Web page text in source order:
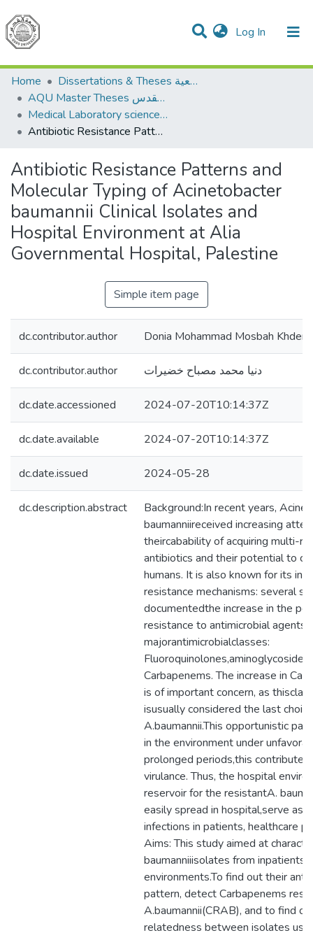
Log In (current)
Communities & Collections
All of DSpace
Home
Dissertations & Theses الرسائل الجامعية
AQU Master Theses الرسائل الجامعية الخاصة بجامعة القدس
Medical Laboratory science علوم المختبرات الطبية
Antibiotic Resistance Patterns and Molecular Typing of Acinetobacter baumannii Clinical Isolates and Hospital Environment at Alia Governmental Hospital, Palestine
Antibiotic Resistance Patterns and
Molecular Typing of Acinetobacter
baumannii Clinical Isolates and
Hospital Environment at Alia
Governmental Hospital, Palestine
Simple item page
dc.contributor.author Donia Mohammad Mosbah
dc.contributor.author دنيا محمد مصباح خضيرات
dc.date.accessioned 2024-07-20T10:14:37Z
dc.date.available 2024-07-20T10:14:37Z
dc.date.issued 2024-05-28
dc.description.abstract
Background:In recent years,
baumanniireceived increasing
theircabability of acquiring multi-
antibiotics and their potential to
humans. It is also known for its
resistance mechanisms: several
documentedthe increase in the
resistance to antimicrobial agents
majorantimicrobialclasses:
Carbapenems. The increase in
is of important concern, as
isusually considered the last
A.baumannii.This opportunistic
in the environment under
prolonged periods,this
virulance. Thus, the hospital
reservoir for the resistantA.
easily spread in hospital,serve as
infections in patients, healthcare
Aims: This study aimed at
baumanniiisolates from inpatients
environments.To find out their
pattern, detect Carbapenems
A.baumannii(CRAB), and to find
relatedness between isolates